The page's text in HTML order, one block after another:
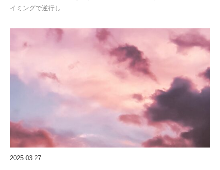
イミングで逆行し…
2025.03.27